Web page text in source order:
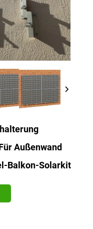
Außenwand
Balkon-Solarkit